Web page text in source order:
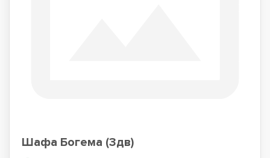
Шафа Богема (3дв)